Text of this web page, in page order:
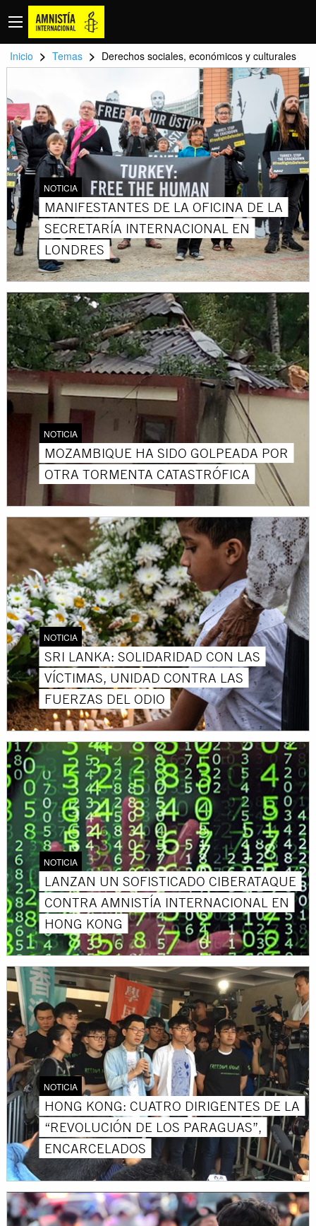
Inicio > Temas > Derechos sociales, económicos y culturales
NOTICIA
MANIFESTANTES DE LA OFICINA DE LA
SECRETARÍA INTERNACIONAL EN
LONDRES
NOTICIA
MOZAMBIQUE HA SIDO GOLPEADA POR
OTRA TORMENTA CATASTRÓFICA
NOTICIA
SRI LANKA: SOLIDARIDAD CON LAS
VÍCTIMAS, UNIDAD CONTRA LAS
FUERZAS DEL ODIO
NOTICIA
LANZAN UN SOFISTICADO CIBERATAQUE
CONTRA AMNISTÍA INTERNACIONAL EN
HONG KONG
NOTICIA
HONG KONG: CUATRO DIRIGENTES DE LA
“REVOLUCIÓN DE LOS PARAGUAS”,
ENCARCELADOS